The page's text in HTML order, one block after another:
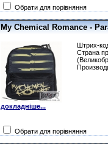
Обрати для порівняння
My Chemical Romance -
докладніше...
Штрих-
Страна
Обрати для порівняння